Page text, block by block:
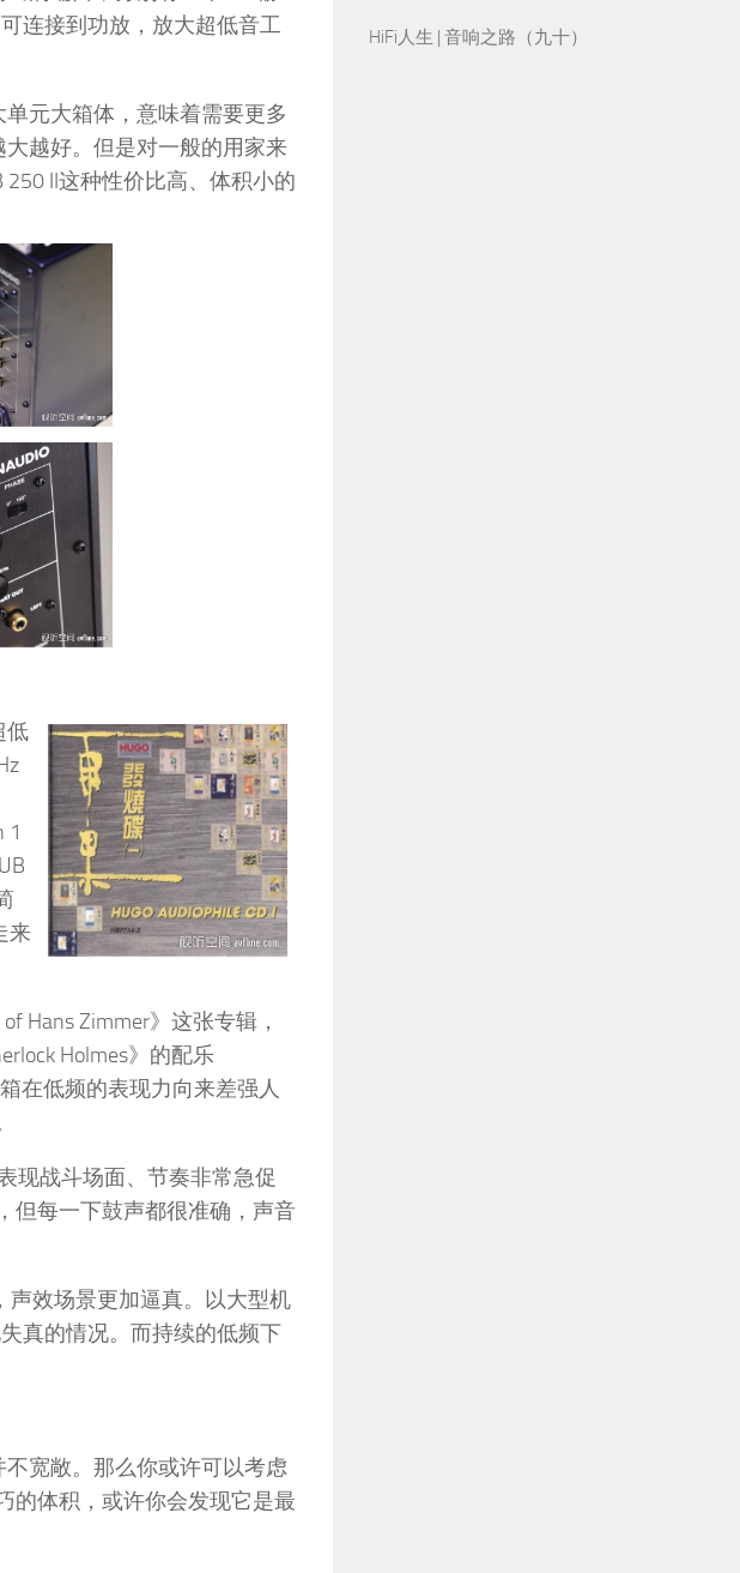
连接到功放，放大超低音工
元大箱体，意味着需要更多
越好。但是对一般的用家来
II这种性价比高、体积小的
低
1
来
Hans Zimmer》这张专辑，
Holmes》的配乐
在低频的表现力向来差强人
现战斗场面、节奏非常急促
但每一下鼓声都很准确，声音
声效场景更加逼真。以大型机
真的情况。而持续的低频下
宽敞。那么你或许可以考虑
的体积，或许你会发现它是最
HiFi人生 | 音响之路（九十）